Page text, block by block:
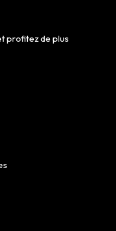
profitez de plus